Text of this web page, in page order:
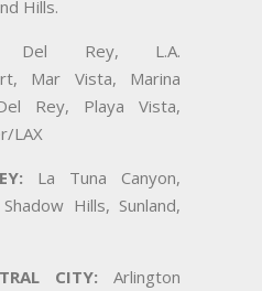
Hills.
Rey, L.A.
Mar Vista, Marina
Rey, Playa Vista,
LAX
La Tuna Canyon,
Hills, Sunland,
CITY: Arlington